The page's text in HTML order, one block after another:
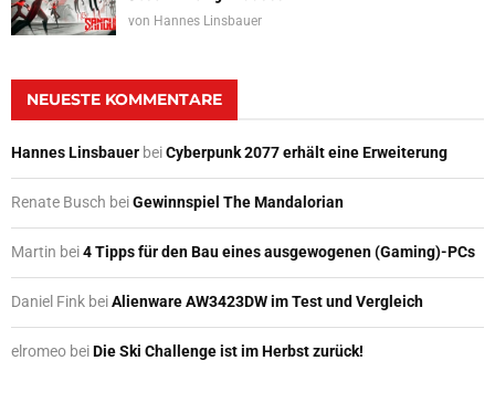
von Hannes Linsbauer
NEUESTE KOMMENTARE
Hannes Linsbauer beiCyberpunk 2077 erhält eine Erweiterung
Renate Busch beiGewinnspiel The Mandalorian
Martin bei4 Tipps für den Bau eines ausgewogenen (Gaming)-PCs
Daniel Fink beiAlienware AW3423DW im Test und Vergleich
elromeo beiDie Ski Challenge ist im Herbst zurück!